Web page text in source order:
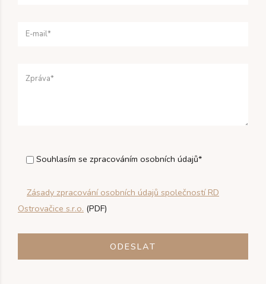
Souhlasím se zpracováním osobních údajů*
Zásady zpracování osobních údajů společností RD
Ostrovačice s.r.o. (PDF)